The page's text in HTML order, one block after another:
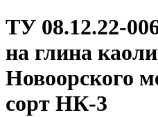
ТУ 08.12.22-
на глина
Новоорского
сорт НК-3